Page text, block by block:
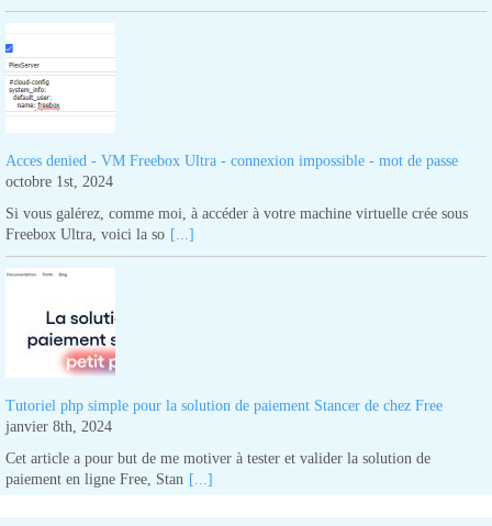
Acces denied - VM Freebox Ultra - connexion impossible - mot de passe
octobre 1st, 2024
Si vous galérez, comme moi, à accéder à votre machine virtuelle crée sous
Freebox Ultra, voici la so [...]
Tutoriel php simple pour la solution de paiement Stancer de chez Free
janvier 8th, 2024
Cet article a pour but de me motiver à tester et valider la solution de
paiement en ligne Free, Stan [...]